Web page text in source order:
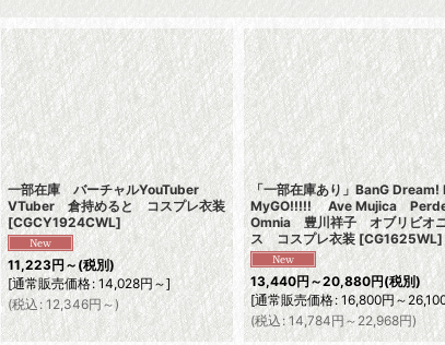
一部在庫 バーチャルYouTuber
VTuber 倉持めると コスプレ衣装
[CGCY1924CWL]
11,223円～(税別)
[通常販売価格: 14,028円～]
(税込 : 12,346円～)
「一部在庫あり」BanG Dream!
MyGO!!!!! Ave Mujica
Omnia 豊川祥子 オブリビオ
ス コスプレ衣装 [CG1625WL]
13,440円～20,880円(税別)
[通常販売価格: 16,800円～
(税込: 14,784円～22,968円)